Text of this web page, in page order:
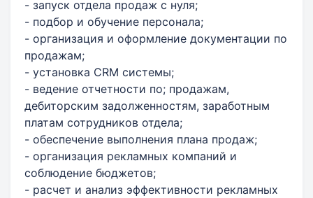
- запуск отдела продаж с нуля;
- подбор и обучение персонала;
- организация и оформление документации по
продажам;
- установка CRM системы;
- ведение отчетности по; продажам,
дебиторским задолженностям, заработным
платам сотрудников отдела;
- обеспечение выполнения плана продаж;
- организация рекламных компаний и
соблюдение бюджетов;
- расчет и анализ эффективности рекламных